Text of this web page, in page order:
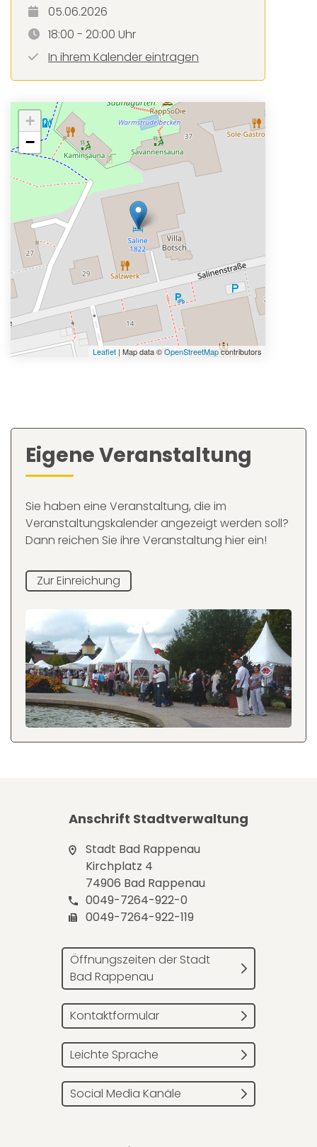
05.06.2026
18:00 - 20:00 Uhr
In ihrem Kalender eintragen
+
−
Leaflet | Map data ©OpenStreetMapcontributors
Eigene Veranstaltung
Sie haben eine Veranstaltung, die im
Veranstaltungskalender angezeigt werden soll?
Dann reichen Sie ihre Veranstaltung hier ein!
Zur Einreichung
Anschrift Stadtverwaltung
Stadt Bad Rappenau
Kirchplatz 4
74906 Bad Rappenau
0049-7264-922-0
0049-7264-922-119
Öffnungszeiten der Stadt
Bad Rappenau
Kontaktformular
Leichte Sprache
Social Media Kanäle